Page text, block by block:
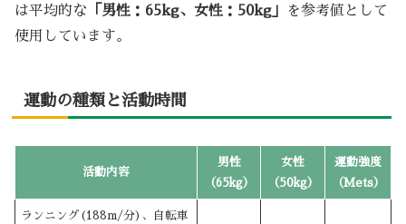
は平均的な 「男性：65kg、女性：50kg」
を参考値として
使用しています。
運動の種類と活動時間
活動内容
男性
（65kg）
女性
（50kg）
運動強度
（Mets）
ランニング(188m/分)、自転車